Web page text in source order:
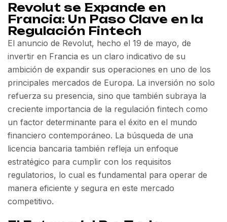
Revolut se Expande en
Francia: Un Paso Clave en la
Regulación Fintech
El anuncio de Revolut, hecho el 19 de mayo, de
invertir en Francia es un claro indicativo de su
ambición de expandir sus operaciones en uno de los
principales mercados de Europa. La inversión no solo
refuerza su presencia, sino que también subraya la
creciente importancia de la regulación fintech como
un factor determinante para el éxito en el mundo
financiero contemporáneo. La búsqueda de una
licencia bancaria también refleja un enfoque
estratégico para cumplir con los requisitos
regulatorios, lo cual es fundamental para operar de
manera eficiente y segura en este mercado
competitivo.